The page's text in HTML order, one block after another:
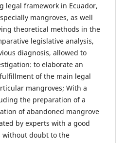
legal framework in Ecuador,
mangroves, as well
theoretical methods in the
legislative analysis,
diagnosis, allowed to
to elaborate an
of the main legal
mangroves; With a
the preparation of a
of abandoned mangrove
by experts with a good
without doubt to the